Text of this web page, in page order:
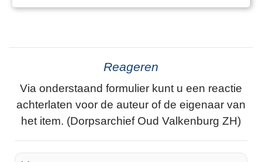
Reageren
Via onderstaand formulier kunt u een reactie
achterlaten voor de auteur of de eigenaar van
het item. (Dorpsarchief Oud Valkenburg ZH)